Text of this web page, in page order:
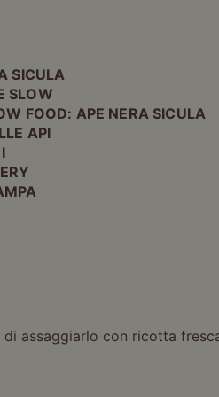
SICULA
SLOW
FOOD: APE NERA SICULA
API
assaggiarlo con ricotta